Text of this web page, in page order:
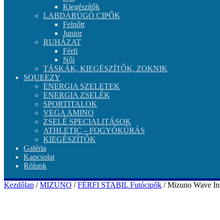
Kiegészítők
LABDARÚGÓ CIPŐK
Felnőtt
Junior
RUHÁZAT
Férfi
Női
TÁSKÁK, KIEGÉSZÍTŐK, ZOKNIK
SQUEEZY
ENERGIA SZELETEK
ENERGIA ZSELÉK
SPORTITALOK
VEGA AMINO
ZSELÉ SPECIALITÁSOK
ATHLETIC – FOGYÓKÚRÁS
KIEGÉSZÍTŐK
Galéria
Kapcsolat
Rólunk
Kezdőlap /MIZUNO /FÉRFI STABIL Futócipők / Mizuno Wave